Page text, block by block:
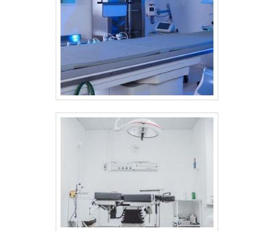
por toda seriedade e qualidade, o que
garante o sucesso dos clientes de ponta a